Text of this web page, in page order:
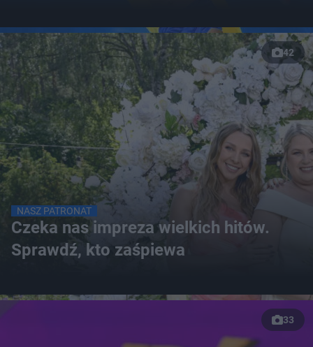
42
NASZ PATRONAT
Czeka nas impreza wielkich hitów.
Sprawdź, kto zaśpiewa
33